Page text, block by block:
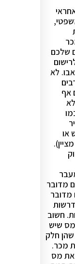
שלכם
לא
אף
מדובר
מדובר
חשוב
שיש
חלק
מכר.
את מס